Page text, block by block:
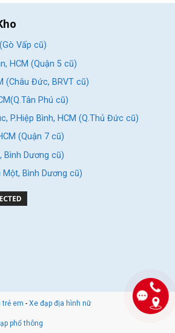
Vấp cũ)
HCM (Quận 5 cũ)
(Châu Đức, BRVT cũ)
Phú cũ)
P.Hiệp Bình, HCM (Q.Thủ Đức cũ)
(Quận 7 cũ)
Bình Dương cũ)
Một, Bình Dương cũ)
trẻ em - Xe đạp địa hình nữ
phổ thông